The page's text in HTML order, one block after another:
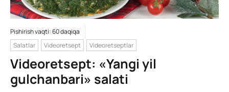
Pishirish vaqti: 60 daqiqa
Salatlar
Videoretsept Videoretseptlar
Videoretsept: «Yangi yil
gulchanbari» salati